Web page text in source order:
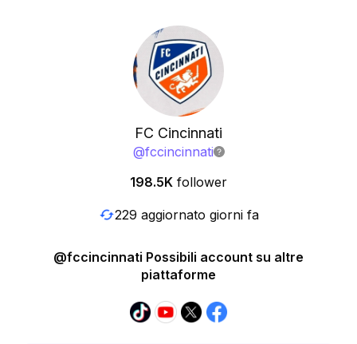
FC Cincinnati
@fccincinnati
198.5K follower
229 aggiornato giorni fa
@fccincinnati Possibili account su altre
piattaforme